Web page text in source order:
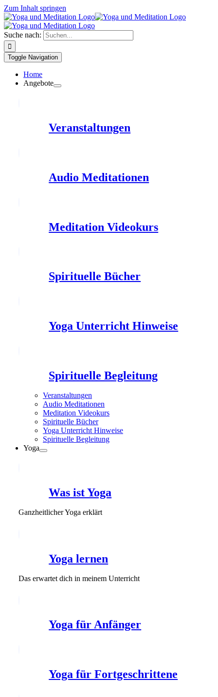
Zum Inhalt springen
Suche nach:
Toggle Navigation
Home
Angebote
Veranstaltungen
Audio Meditationen
Meditation Videokurs
Spirituelle Bücher
Yoga Unterricht Hinweise
Spirituelle Begleitung
Veranstaltungen
Audio Meditationen
Meditation Videokurs
Spirituelle Bücher
Yoga Unterricht Hinweise
Spirituelle Begleitung
Yoga
Was ist Yoga
Ganzheitlicher Yoga erklärt
Yoga lernen
Das erwartet dich in meinem Unterricht
Yoga für Anfänger
Yoga für Fortgeschrittene